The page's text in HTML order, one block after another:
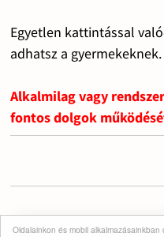
Oldalainkon és mobil
Egyetlen kattintással
adhatsz a gyermekeknek.
Alkalmilag vagy
fontos dolgok